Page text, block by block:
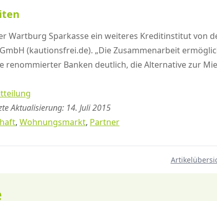
Wartburg Sparkasse ein weiteres Kreditinstitut
(kautionsfrei.de). „Die Zusammenarbeit
renommierter Banken deutlich, die Alternative zur
Aktualisierung: 14. Juli 2015
, Wohnungsmarkt, Partner